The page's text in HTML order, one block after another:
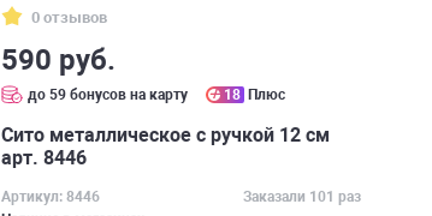
0 отзывов
590 руб.
до 59 бонусов на карту 18 Плюс
Сито металлическое с ручкой 12 см
арт. 8446
Артикул: 8446
Заказали 101 раз